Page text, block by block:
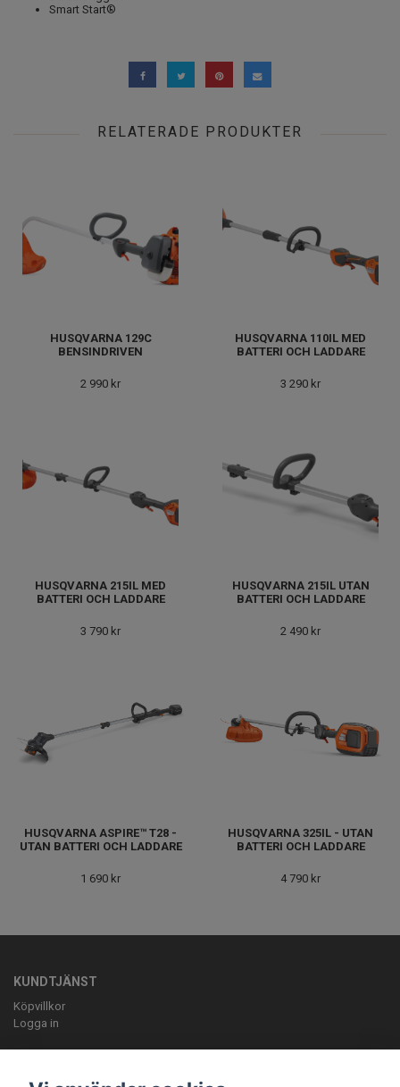
Smart Start®
RELATERADE PRODUKTER
HUSQVARNA 129C
BENSINDRIVEN
2 990 kr
HUSQVARNA 110IL MED
BATTERI OCH LADDARE
3 290 kr
HUSQVARNA 215IL MED
BATTERI OCH LADDARE
3 790 kr
HUSQVARNA 215IL UTAN
BATTERI OCH LADDARE
2 490 kr
HUSQVARNA ASPIRE™ T28 -
UTAN BATTERI OCH LADDARE
1 690 kr
HUSQVARNA 325IL - UTAN
BATTERI OCH LADDARE
4 790 kr
KUNDTJÄNST
Köpvillkor
Logga in